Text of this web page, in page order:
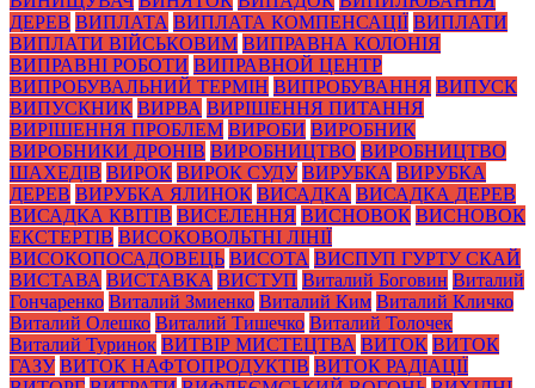
ДЕРЕВ ВИПЛАТА ВИПЛАТА КОМПЕНСАЦІЇ ВИПЛАТИ
ВИПЛАТИ ВІЙСЬКОВИМ ВИПРАВНА КОЛОНІЯ
ВИПРАВНІ РОБОТИ ВИПРАВНОЙ ЦЕНТР
ВИПРОБУВАЛЬНИЙ ТЕРМІН ВИПРОБУВАННЯ ВИПУСК
ВИПУСКНИК ВИРВА ВИРІШЕННЯ ПИТАННЯ
ВИРІШЕННЯ ПРОБЛЕМ ВИРОБИ ВИРОБНИК
ВИРОБНИКИ ДРОНІВ ВИРОБНИЦТВО ВИРОБНИЦТВО
ШАХЕДІВ ВИРОК ВИРОК СУДУ ВИРУБКА ВИРУБКА
ДЕРЕВ ВИРУБКА ЯЛИНОК ВИСАДКА ВИСАДКА ДЕРЕВ
ВИСАДКА КВІТІВ ВИСЕЛЕННЯ ВИСНОВОК ВИСНОВОК
ЕКСТЕРТІВ ВИСОКОВОЛЬТНІ ЛІНІЇ
ВИСОКОПОСАДОВЕЦЬ ВИСОТА ВИСПУП ГУРТУ СКАЙ
ВИСТАВА ВИСТАВКА ВИСТУП Виталий Боговин Виталий
Гончаренко Виталий Змиенко Виталий Ким Виталий Кличко
Виталий Олешко Виталий Тишечко Виталий Толочек
Виталий Туринок ВИТВІР МИСТЕЦТВА ВИТОК ВИТОК
ГАЗУ ВИТОК НАФТОПРОДУКТІВ ВИТОК РАДІАЦІЇ